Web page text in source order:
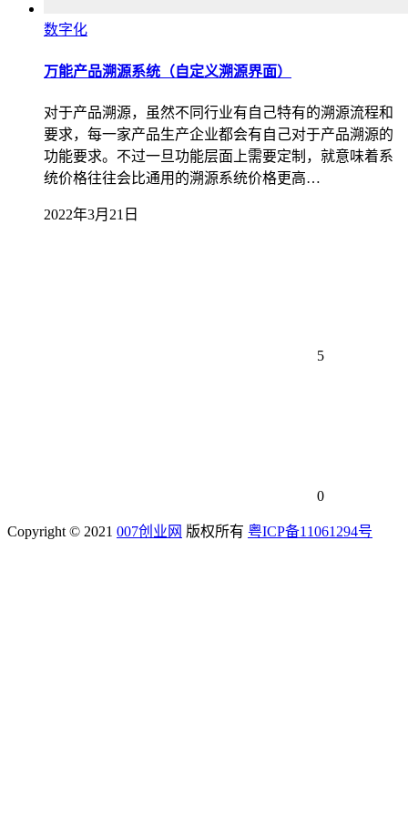
数字化
万能产品溯源系统（自定义溯源界面）
对于产品溯源，虽然不同行业有自己特有的溯源流程和
要求，每一家产品生产企业都会有自己对于产品溯源的
功能要求。不过一旦功能层面上需要定制，就意味着系
统价格往往会比通用的溯源系统价格更高…
2022年3月21日
5
0
Copyright © 2021 007创业网 版权所有 粤ICP备11061294号